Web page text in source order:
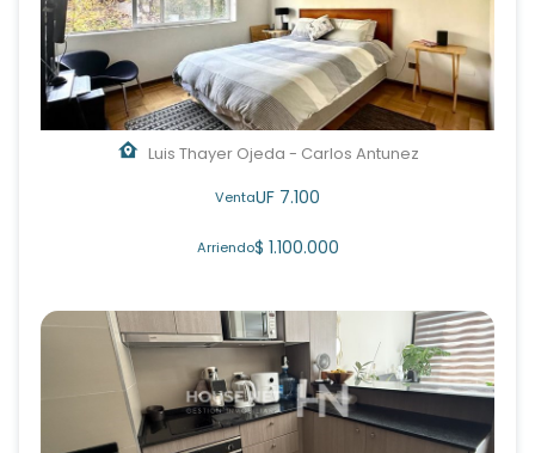
Luis Thayer Ojeda - Carlos Antunez
VentaUF 7.100
Arriendo$ 1.100.000